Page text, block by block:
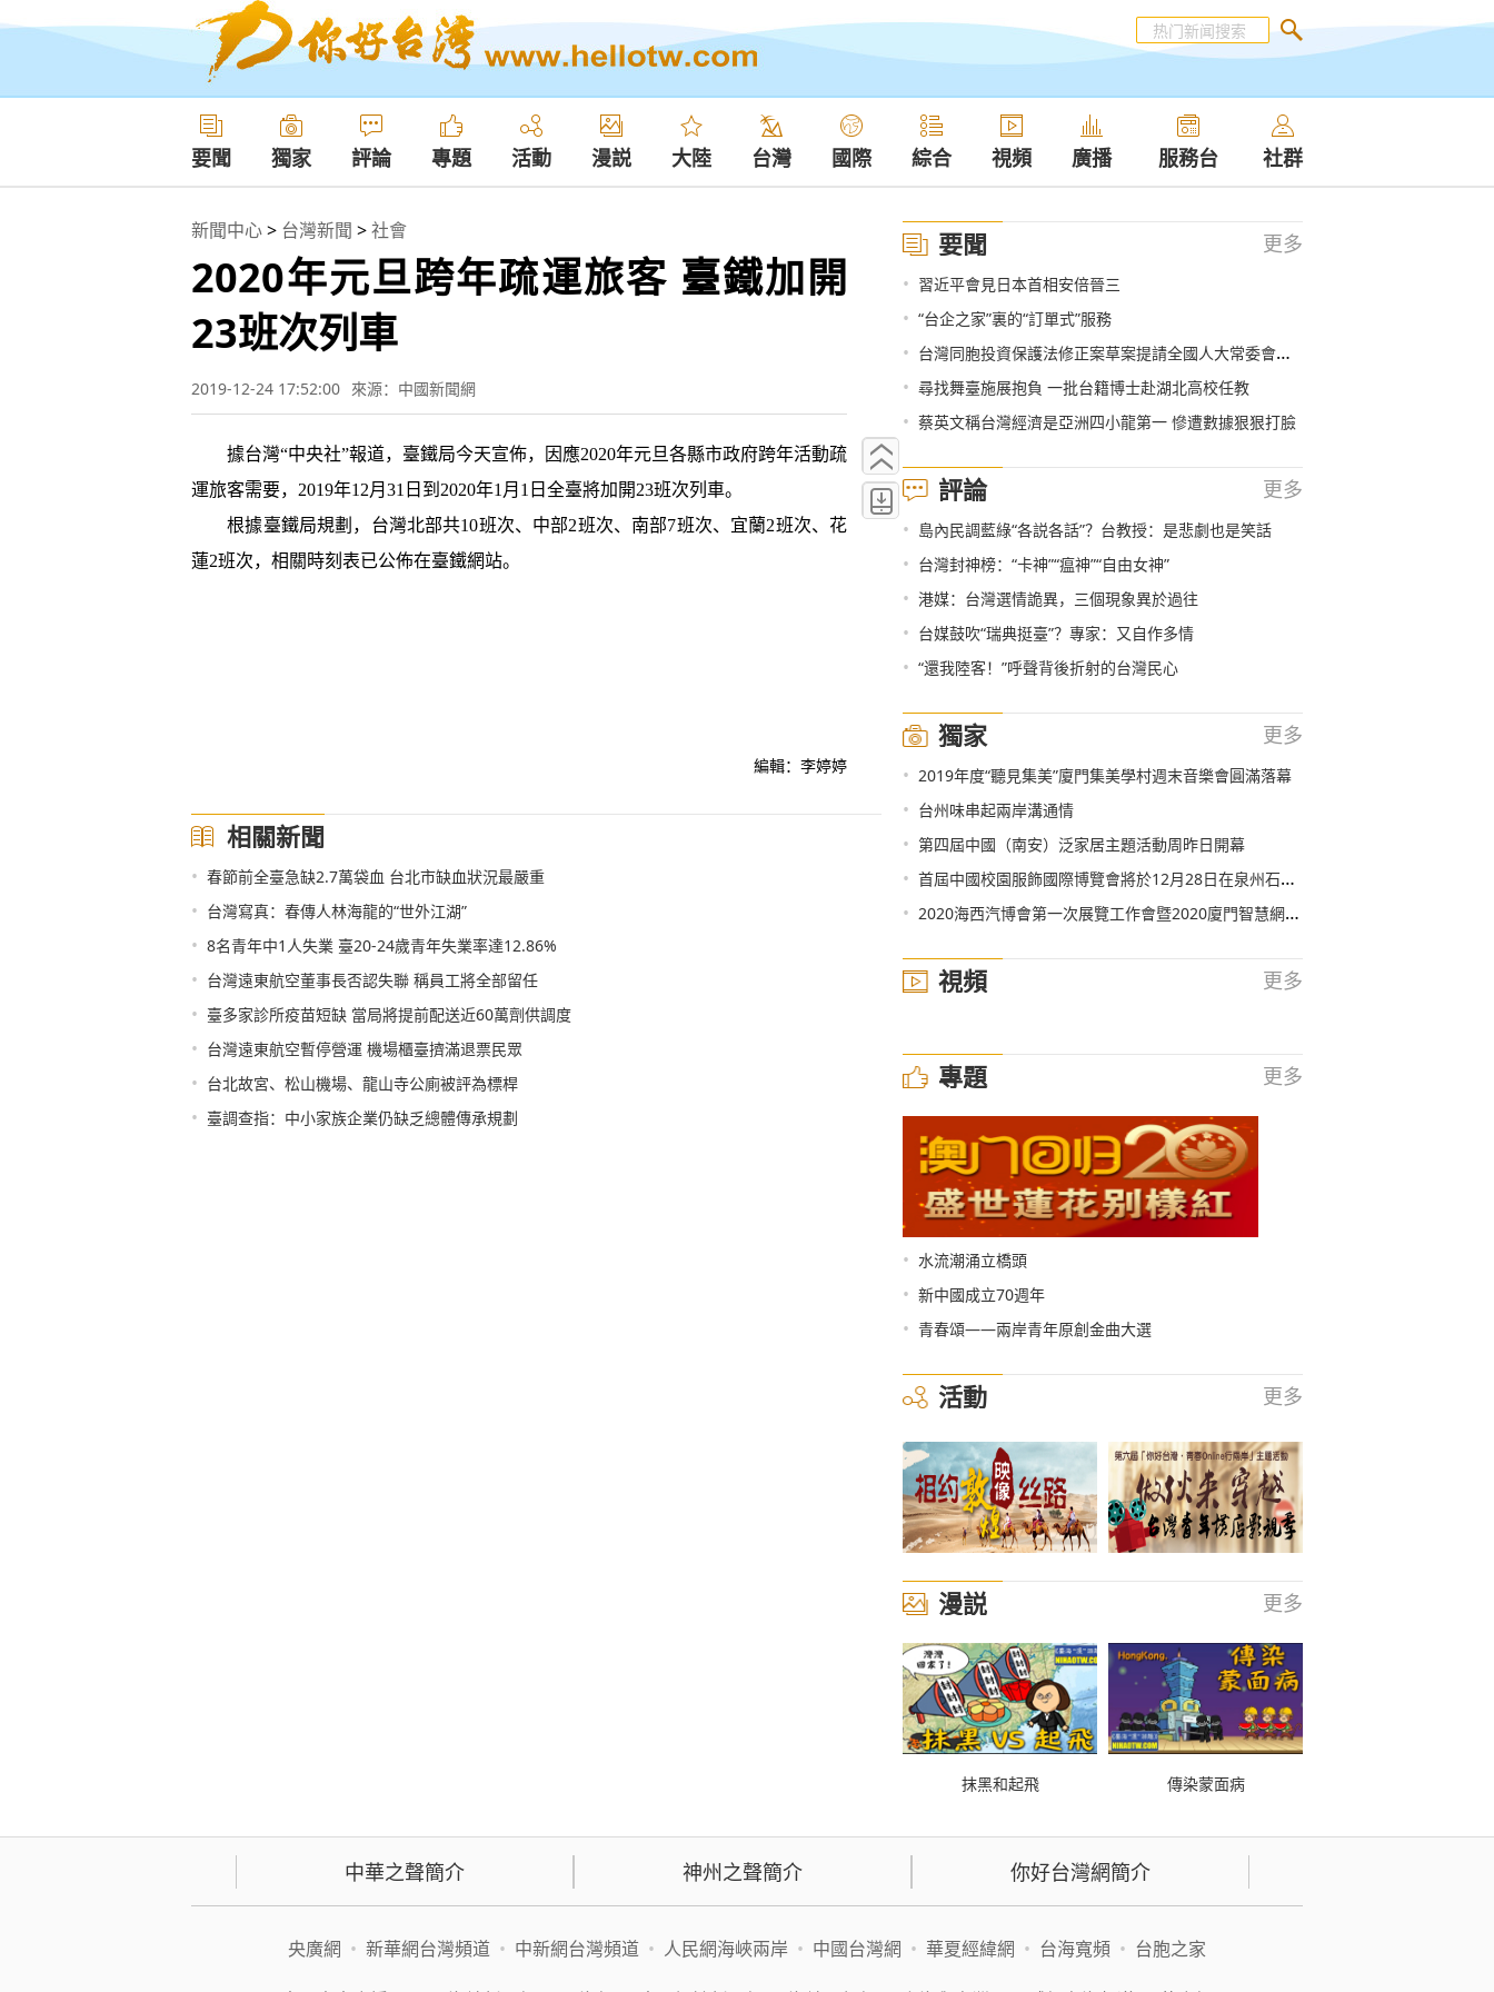
要聞 獨家 評論 專題 活動 漫説 大陸 台灣 國際 綜合 視頻 廣播 服務台 社群
新聞中心> 台灣新聞 >社會
2020年元旦跨年疏運旅客 臺鐵加開
23班次列車
2019-12-24 17:52:00 來源：中國新聞網
據台灣“中央社”報道，臺鐵局今天宣佈，因應2020年元旦各縣市政府跨年活動疏
運旅客需要，2019年12月31日到2020年1月1日全臺將加開23班次列車。
根據臺鐵局規劃，台灣北部共10班次、中部2班次、南部7班次、宜蘭2班次、花
蓮2班次，相關時刻表已公佈在臺鐵網站。
編輯：李婷婷
相關新聞
• 春節前全臺急缺2.7萬袋血 台北市缺血狀況最嚴重
• 台灣寫真：春傳人林海龍的“世外江湖”
• 8名青年中1人失業 臺20-24歲青年失業率達12.86%
• 台灣遠東航空董事長否認失聯 稱員工將全部留任
• 臺多家診所疫苗短缺 當局將提前配送近60萬劑供調度
• 台灣遠東航空暫停營運 機場櫃臺擠滿退票民眾
• 台北故宮、松山機場、龍山寺公廁被評為標桿
• 臺調查指：中小家族企業仍缺乏總體傳承規劃
要聞 更多
• 習近平會見日本首相安倍晉三
• “台企之家”裏的“訂單式”服務
• 台灣同胞投資保護法修正案草案提請全國人大常委會審議
• 尋找舞臺施展抱負 一批台籍博士赴湖北高校任教
• 蔡英文稱台灣經濟是亞洲四小龍第一 慘遭數據狠狠打臉
評論 更多
• 島內民調藍綠“各説各話”？台教授：是悲劇也是笑話
• 台灣封神榜：“卡神”“瘟神”“自由女神”
• 港媒：台灣選情詭異，三個現象異於過往
• 台媒鼓吹“瑞典挺臺”？專家：又自作多情
• “還我陸客！”呼聲背後折射的台灣民心
獨家 更多
• 2019年度“聽見集美”廈門集美學村週末音樂會圓滿落幕
• 台州味串起兩岸溝通情
• 第四屆中國（南安）泛家居主題活動周昨日開幕
• 首屆中國校園服飾國際博覽會將於12月28日在泉州石獅市舉行
• 2020海西汽博會第一次展覽工作會暨2020廈門智慧網聯汽車展覽會新聞通報會召開
視頻 更多
專題 更多
• 水流潮涌立橋頭
• 新中國成立70週年
• 青春頌——兩岸青年原創金曲大選
活動 更多
漫説 更多
抹黑和起飛 傳染蒙面病
中華之聲簡介 神州之聲簡介 你好台灣網簡介
央廣網 • 新華網台灣頻道 • 中新網台灣頻道 • 人民網海峽兩岸 • 中國台灣網 • 華夏經緯網 • 台海寬頻 • 台胞之家